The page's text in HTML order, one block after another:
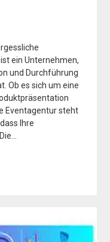
ein Unternehmen,
und Durchführung
Ob es sich um eine
Eventagentur steht
Ihre